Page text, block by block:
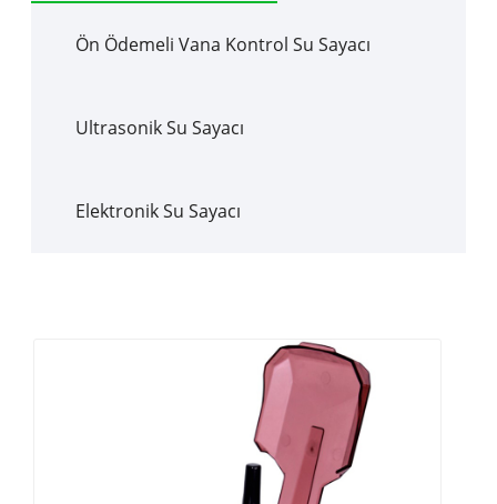
Ön Ödemeli Vana Kontrol Su Sayacı
Ultrasonik Su Sayacı
Elektronik Su Sayacı